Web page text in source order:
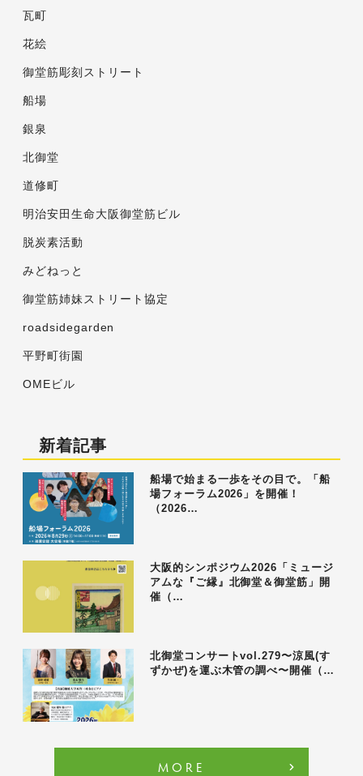
瓦町
花絵
御堂筋彫刻ストリート
船場
銀泉
北御堂
道修町
明治安田生命大阪御堂筋ビル
脱炭素活動
みどねっと
御堂筋姉妹ストリート協定
roadsidegarden
平野町街園
OMEビル
新着記事
船場で始まる一歩をその目で。「船
場フォーラム2026」を開催！
（2026…
大阪的シンポジウム2026「ミュージ
アムな『ご縁』北御堂＆御堂筋」開
催（…
北御堂コンサートvol.279〜涼風(す
ずかぜ)を運ぶ木管の調べ〜開催（…
MORE